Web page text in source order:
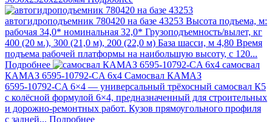
автогидроподъемник 780420 на базе 43253 Высота подъема, м:
рабочая 34,0* номинальная 32,0* Грузоподъемность/вылет, кг
400 (20 м.), 300 (21,0 м), 200 (22,0 м) База шасси, м 4,80 Время
подъема рабочей платформы на наибольшую высоту, с 120...
Подробнее
самосвал
КАМАЗ 6595-10792-CA 6х4 Самосвал КАМАЗ
6595‑10792‑CA 6×4 — универсальный трёхосный самосвал К5
с колёсной формулой 6×4, предназначенный для строительных
и дорожно‑ремонтных работ. Кузов прямоугольного профиля
с задней... Подробнее